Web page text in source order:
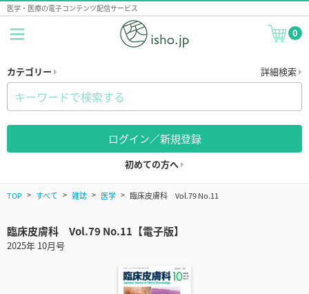
医学・医療の電子コンテンツ配信サービス
0
カテゴリー 詳細検索
ログイン／新規登録
初めての方へ
TOP すべて 雑誌 医学 臨床皮膚科 Vol.79 No.11
臨床皮膚科 Vol.79 No.11【電子版】
2025年 10月号